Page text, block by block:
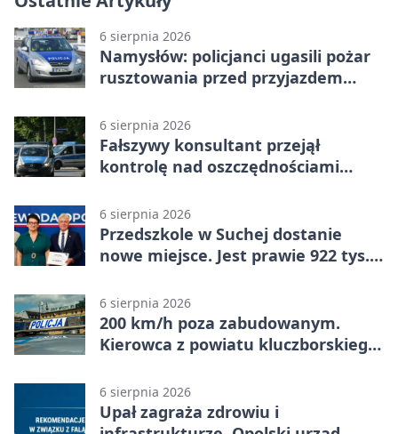
6 sierpnia 2026
Namysłów: policjanci ugasili pożar
rusztowania przed przyjazdem
6 sierpnia 2026
Fałszywy konsultant przejął
kontrolę nad oszczędnościami
6 sierpnia 2026
Przedszkole w Suchej dostanie
nowe miejsce. Jest prawie 922 tys.
6 sierpnia 2026
200 km/h poza zabudowanym.
Kierowca z powiatu kluczborskiego
6 sierpnia 2026
Upał zagraża zdrowiu i